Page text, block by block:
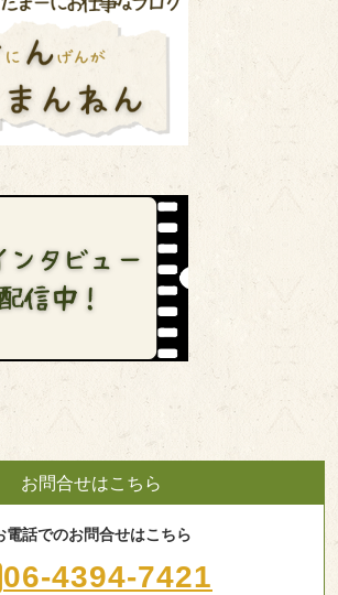
お問合せはこちら
電話でのお問合せはこちら
06-4394-7421